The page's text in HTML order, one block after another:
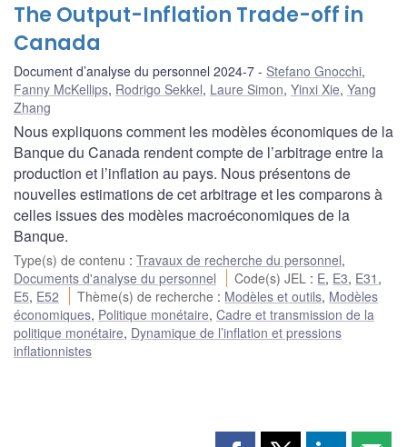
The Output-Inflation Trade-off in
Canada
Document d’analyse du personnel 2024-7 Stefano Gnocchi,
Fanny McKellips, Rodrigo Sekkel, Laure Simon, Yinxi Xie, Yang
Zhang
Nous expliquons comment les modèles économiques de la
Banque du Canada rendent compte de l’arbitrage entre la
production et l’inflation au pays. Nous présentons de
nouvelles estimations de cet arbitrage et les comparons à
celles issues des modèles macroéconomiques de la
Banque.
Type(s) de contenu : Travaux de recherche du personnel,
Documents d'analyse du personnel
Code(s) JEL : E, E3, E31 ,
E5, E52 Thème(s) de recherche : Modèles et outils, Modèles
économiques, Politique monétaire, Cadre et transmission de la
politique monétaire, Dynamique de l’inflation et pressions
inflationnistes